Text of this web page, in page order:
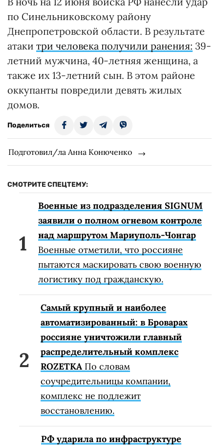
по Синельниковскому району
Днепропетровской области. В результате
атаки три человека получили ранения: 39-
летний мужчина, 40-летняя женщина, а
также их 13-летний сын. В этом районе
оккупанты повредили девять жилых
домов.
Поделиться
Подготовил/ла Анна Конюченко
СМОТРИТЕ СПЕЦТЕМУ:
Военные из подразделения SIGNUM
заявили о полном огневом контроле
над маршрутом Мариуполь-Чонгар
Военные отметили, что россияне
пытаются маскировать свою военную
логистику под гражданскую.
Самый крупный и наиболее
автоматизированный: в Броварах
россияне уничтожили главный
распределительный комплекс
ROZETKA По словам
соучредительницы компании,
комплекс не подлежит
восстановлению.
РФ ударила по инфраструктуре